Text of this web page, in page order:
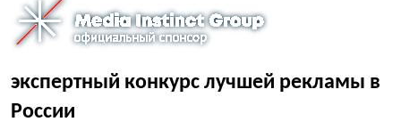
экспертный конкурс лучшей рекламы в
России